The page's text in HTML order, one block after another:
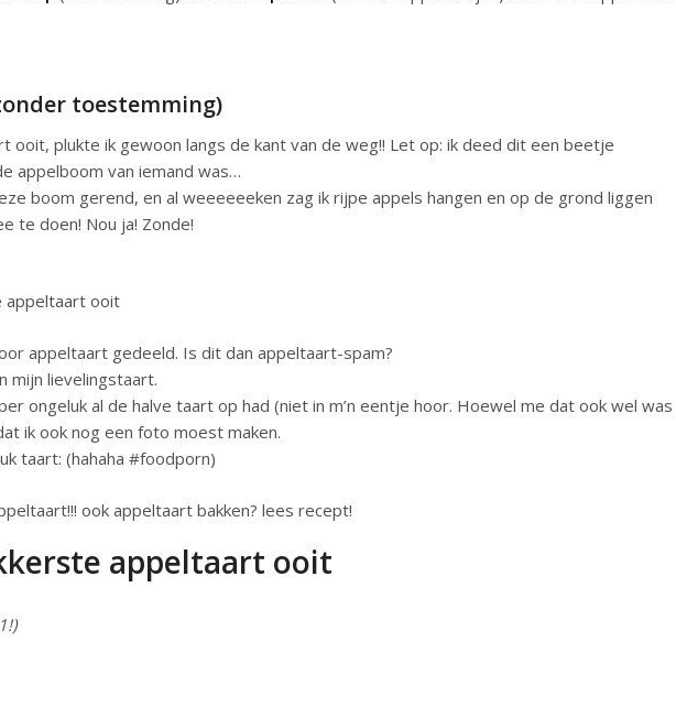
toestemming)
ooit, plukte ik gewoon langs de kant van de weg!! Let op: ik deed dit een beetje
appelboom van iemand was…
boom gerend, en al weeeeeeken zag ik rijpe appels hangen en op de grond liggen
te doen! Nou ja! Zonde!
appeltaart gedeeld. Is dit dan appeltaart-spam?
mijn lievelingstaart.
ongeluk al de halve taart op had (niet in m’n eentje hoor. Hoewel me dat ook wel was
ik ook nog een foto moest maken.
taart: (hahaha #foodporn)
appeltaart ooit